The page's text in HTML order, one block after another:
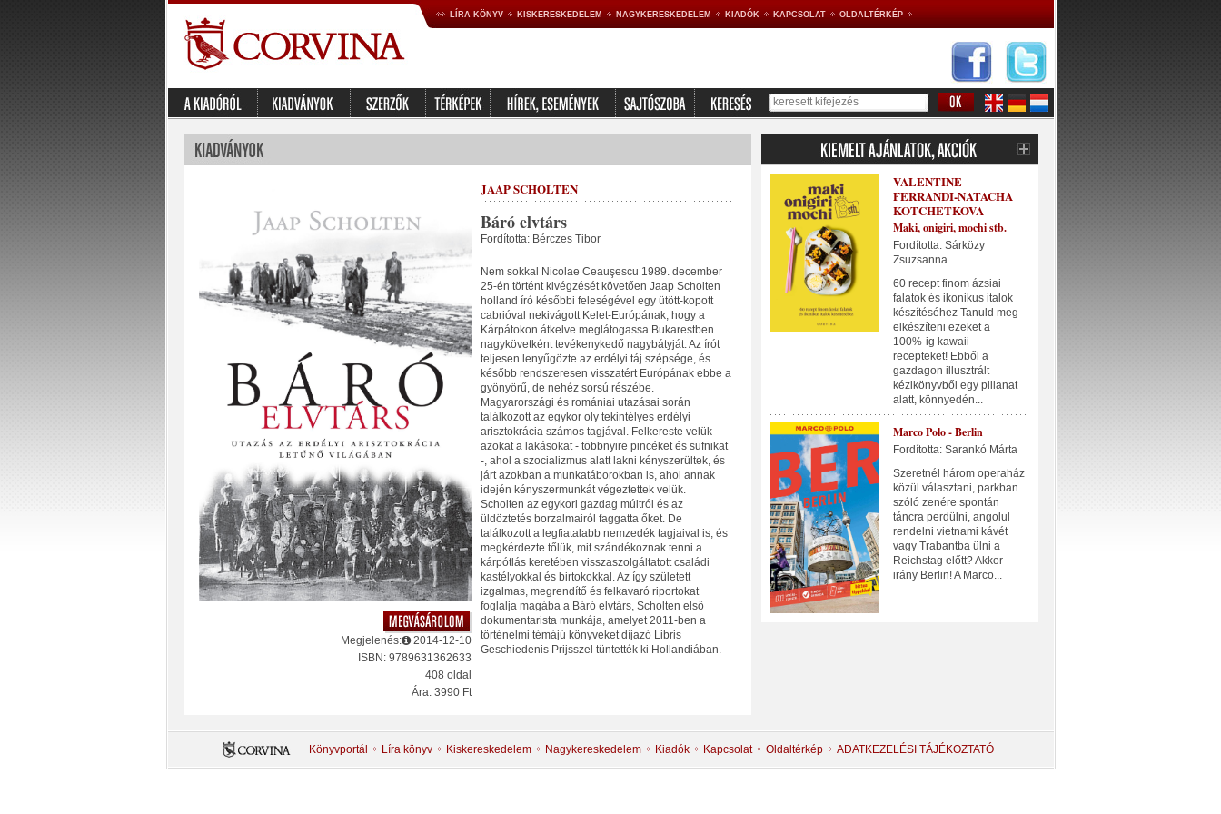
LÍRA KÖNYV KISKERESKEDELEM NAGYKERESKEDELEM KIADÓK KAPCSOLAT OLDALTÉRKÉP
Megjelenés:
2014-12-10
ISBN: 9789631362633
408 oldal
Ára: 3990 Ft
JAAP SCHOLTEN
Báró elvtárs
Fordította: Bérczes Tibor
Nem sokkal Nicolae Ceauşescu 1989. december
25-én történt kivégzését követően Jaap Scholten
holland író későbbi feleségével egy ütött-kopott
cabrióval nekivágott Kelet-Európának, hogy a
Kárpátokon átkelve meglátogassa Bukarestben
nagykövetként tevékenykedő nagybátyját. Az írót
teljesen lenyűgözte az erdélyi táj szépsége, és
később rendszeresen visszatért Európának ebbe a
gyönyörű, de nehéz sorsú részébe.
Magyarországi és romániai utazásai során
találkozott az egykor oly tekintélyes erdélyi
arisztokrácia számos tagjával. Felkereste velük
azokat a lakásokat - többnyire pincéket és sufnikat
-, ahol a szocializmus alatt lakni kényszerültek, és
járt azokban a munkatáborokban is, ahol annak
idején kényszermunkát végeztettek velük.
Scholten az egykori gazdag múltról és az
üldöztetés borzalmairól faggatta őket. De
találkozott a legfiatalabb nemzedék tagjaival is, és
megkérdezte tőlük, mit szándékoznak tenni a
kárpótlás keretében visszaszolgáltatott családi
kastélyokkal és birtokokkal. Az így született
izgalmas, megrendítő és felkavaró riportokat
foglalja magába a Báró elvtárs, Scholten első
dokumentarista munkája, amelyet 2011-ben a
történelmi témájú könyveket díjazó Libris
Geschiedenis Prijsszel tüntették ki Hollandiában.
VALENTINE
FERRANDI-NATACHA
KOTCHETKOVA
Maki, onigiri, mochi stb.
Fordította: Sárközy
Zsuzsanna
60 recept finom ázsiai
falatok és ikonikus italok
készítéséhez Tanuld meg
elkészíteni ezeket a
100%-ig kawaii
recepteket! Ebből a
gazdagon illusztrált
kézikönyvből egy pillanat
alatt, könnyedén...
Marco Polo - Berlin
Fordította: Sarankó Márta
Szeretnél három operaház
közül választani, parkban
szóló zenére spontán
táncra perdülni, angolul
rendelni vietnami kávét
vagy Trabantba ülni a
Reichstag előtt? Akkor
irány Berlin! A Marco...
Könyvportál Líra könyv Kiskereskedelem Nagykereskedelem Kiadók Kapcsolat Oldaltérkép ADATKEZELÉSI TÁJÉKOZTATÓ